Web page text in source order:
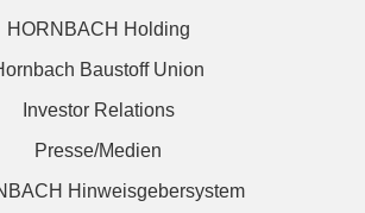
HORNBACH Holding
Baustoff Union
Investor Relations
Presse/Medien
Hinweisgebersystem